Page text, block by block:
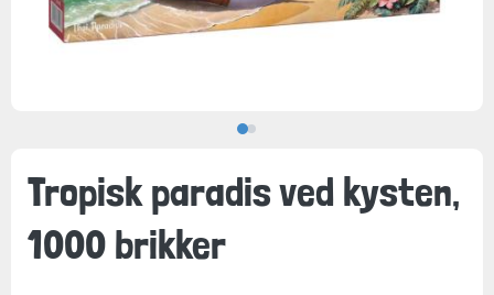
Tropisk paradis ved kysten,
1000 brikker